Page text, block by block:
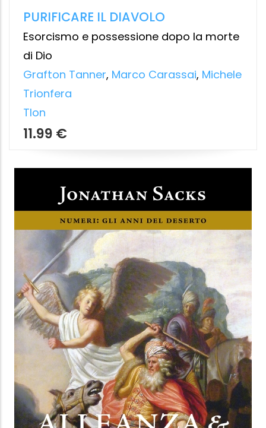
7.99 €
L'ARTE DI SORRIDERE IN SALITA
Lezioni di saggezza dal monaco
giapponese che ha camminato per mille
giorni
Ryōjun Shionuma,Roberta Giulianella
Vergagni,Costanza Rizzacasa
D'Orsogna
Vallardi